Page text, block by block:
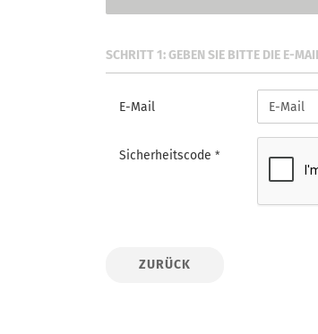
SCHRITT 1: GEBEN SIE BITTE DIE E-
E-Mail
Sicherheitscode
ZURÜCK